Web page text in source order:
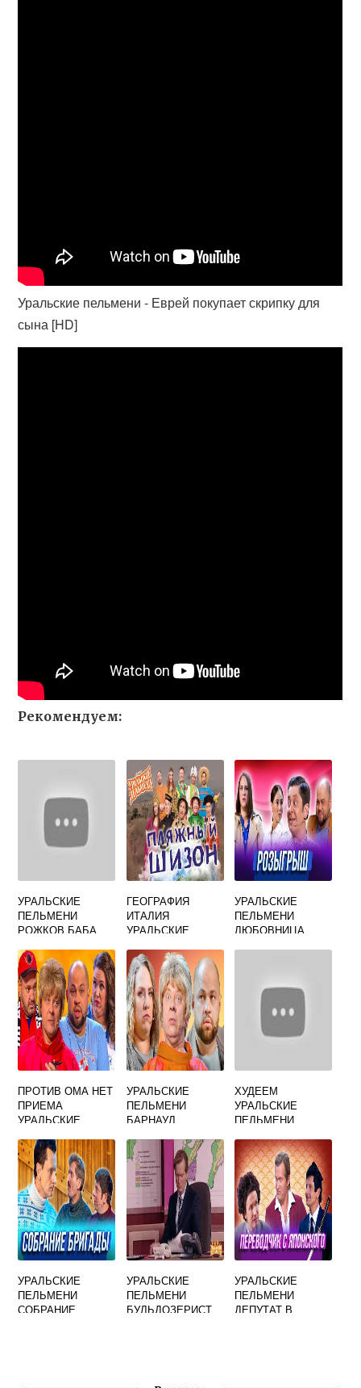
Уральские пельмени - Еврей покупает скрипку для
сына [HD]
Рекомендуем:
УРАЛЬСКИЕ
ПЕЛЬМЕНИ
РОЖКОВ БАБА
ГЕОГРАФИЯ
ИТАЛИЯ
УРАЛЬСКИЕ
УРАЛЬСКИЕ
ПЕЛЬМЕНИ
ЛЮБОВНИЦА
ПРОТИВ ОМА НЕТ
ПРИЕМА
УРАЛЬСКИЕ
БОЛЬШАЯ СЕМЬЯ
УРАЛЬСКИЕ
ПЕЛЬМЕНИ
БАРНАУЛ
ХУДЕЕМ
УРАЛЬСКИЕ
ПЕЛЬМЕНИ
УРАЛЬСКИЕ
ПЕЛЬМЕНИ
СОБРАНИЕ
УРАЛЬСКИЕ
ПЕЛЬМЕНИ
БУЛЬДОЗЕРИСТ
УРАЛЬСКИЕ
ПЕЛЬМЕНИ
ДЕПУТАТ В